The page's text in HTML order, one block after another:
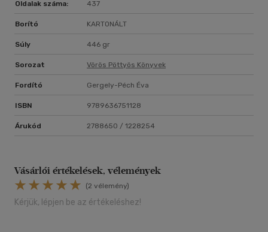
Oldalak száma: 437
Borító KARTONÁLT
Súly 446 gr
Sorozat Vörös Pöttyös Könyvek
Fordító Gergely-Péch Éva
ISBN 9789636751128
Árukód 2788650 / 1228254
Vásárlói értékelések, vélemények
(2 vélemény)
Kérjük, lépjen be az értékeléshez!